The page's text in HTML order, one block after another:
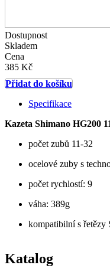
Dostupnost
Skladem
Cena
385 Kč
Přidat do košíku
Specifikace
Kazeta Shimano HG200
počet zubů 11-32
ocelové zuby s
počet rychlostí: 9
váha: 389g
kompatibilní s řetězy
Katalog